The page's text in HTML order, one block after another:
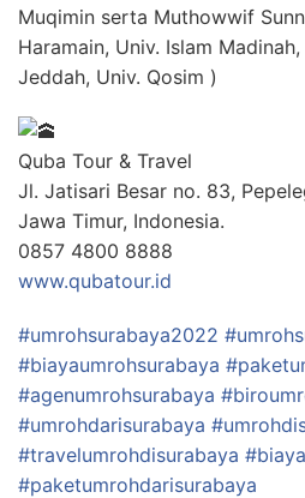
Muqimin serta Muthowwif
Haramain, Univ. Islam
Jeddah, Univ. Qosim )
Quba Tour & Travel
Jl. Jatisari Besar no. 83,
Jawa Timur, Indonesia.
0857 4800 8888
www.qubatour.id
#umrohsurabaya2022
#biayaumrohsurabaya
#agenumrohsurabaya
#umrohdarisurabaya
#travelumrohdisurabaya
#paketumrohdarisurabaya